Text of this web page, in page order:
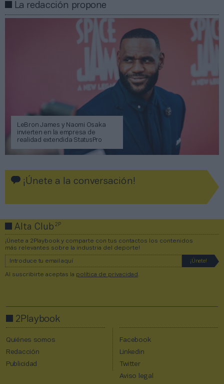
La redacción propone
LeBron James y Naomi Osaka
invierten en la empresa de
realidad extendida StatusPro
¡Únete a la conversación!
Alta Club2P
¡Únete a 2Playbook y comparte con tus contactos los contenidos
más relevantes sobre la industria del deporte!
Al suscribirte aceptas la política de privacidad
2Playbook
Quiénes somos
Redacción
Publicidad
Facebook
Linkedin
Twitter
Aviso legal